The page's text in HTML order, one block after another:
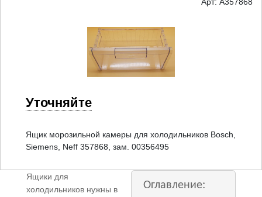
Уточняйте
Ящик морозильной камеры для холодильников Bosch,
Siemens, Neff 357868, зам. 00356495
Оглавление:
Ящики для
холодильников нужны в